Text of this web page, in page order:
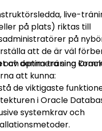
live-
på plats) riktas till
på
att de är väl
och optimera sina
av denna träning
att kunna:
de viktigaste
i Oracle
systemkrav och